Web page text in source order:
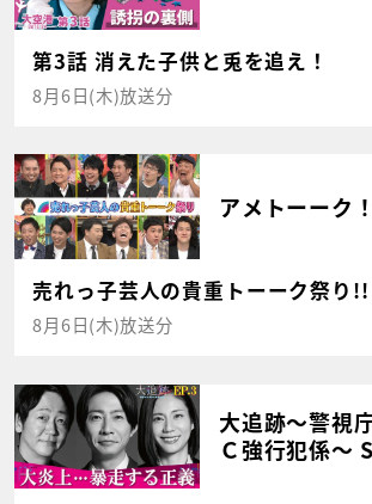
第3話 消えた子供と兎を追え！
8月6日(木)放送分
アメトーーク！
売れっ子芸人の貴重トーーク祭り!!
8月6日(木)放送分
大追跡～警視
Ｃ強行犯係～